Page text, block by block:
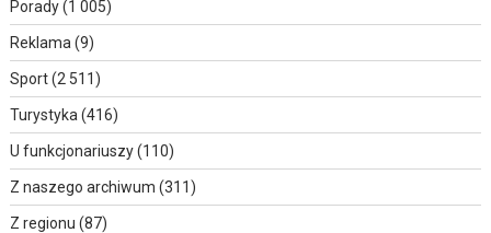
Porady(1 005)
Reklama (9)
Sport(2 511)
Turystyka (416)
U funkcjonariuszy(110)
Z naszego archiwum (311)
Z regionu (87)